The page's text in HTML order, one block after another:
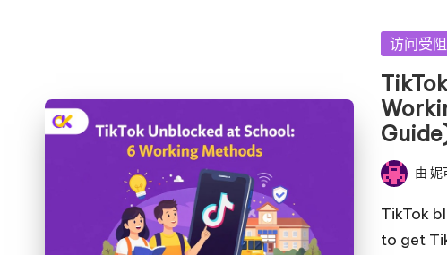
发
在
访问受阻
发
布
由 妮
TikTok
to get